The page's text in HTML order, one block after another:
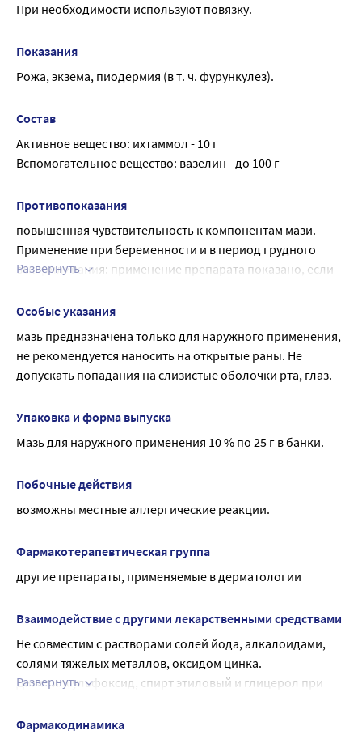
При необходимости используют повязку.
Показания
Рожа, экзема, пиодермия (в т. ч. фурункулез).
Состав
Активное вещество: ихтаммол - 10 г
Вспомогательное вещество: вазелин - до 100 г
Противопоказания
повышенная чувствительность к компонентам мази.
Применение при беременности и в период грудного
вскармливания: применение препарата показано, если
риск для плода или ребенка.
Развернуть
Особые указания
мазь предназначена только для наружного применения,
не рекомендуется наносить на открытые раны. Не
допускать попадания на слизистые оболочки рта, глаз.
Упаковка и форма выпуска
Мазь для наружного применения 10 % по 25 г в банки.
Побочные действия
возможны местные аллергические реакции.
Фармакотерапевтическая группа
другие препараты, применяемые в дерматологии
Взаимодействие с другими лекарственными средствами
Не совместим с растворами солей йода, алкалоидами,
солями тяжелых металлов, оксидом цинка.
Диметилсульфоксид, спирт этиловый и глицерол при
усиливают системную абсорбцию ихтаммола и
Развернуть
Фармакодинамика